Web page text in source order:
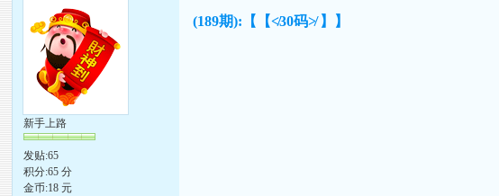
新手上路
发贴:65
积分:65 分
金币:18 元
(189期):【【≮30码≯ 】】